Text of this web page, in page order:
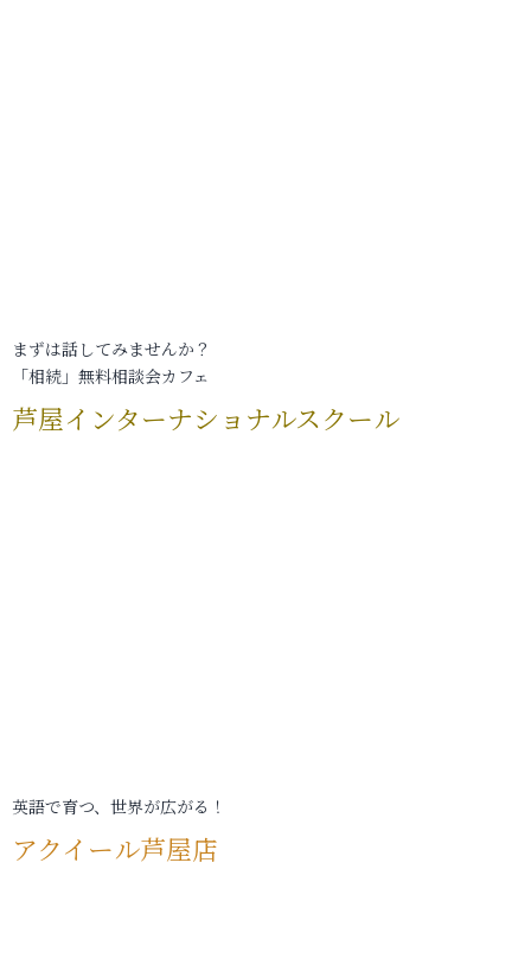
まずは話してみませんか？
「相続」無料相談会カフェ
芦屋インターナショナルスクール
英語で育つ、世界が広がる！
アクイール芦屋店